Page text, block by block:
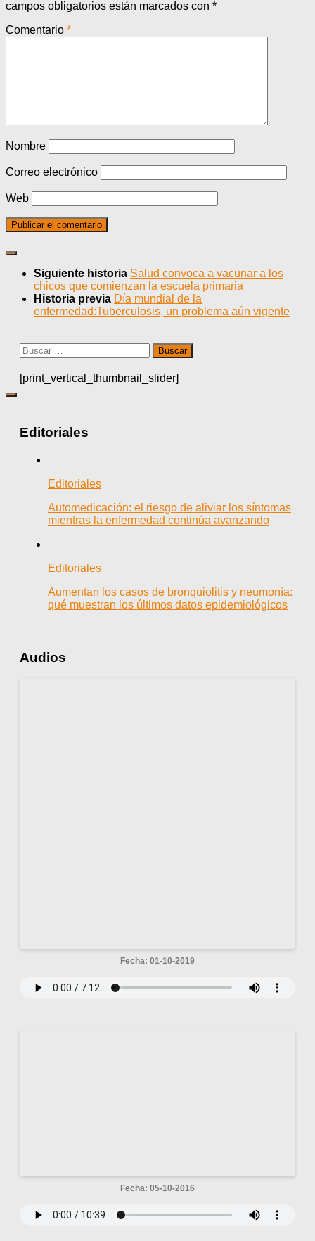
campos obligatorios están marcados con *
Comentario *
Nombre
Correo electrónico
Web
Siguiente historia Salud convoca a vacunar a los
chicos que comienzan la escuela primaria
Historia previa Día mundial de la
enfermedad:Tuberculosis, un problema aún vigente
Buscar:
[print_vertical_thumbnail_slider]
Editoriales
Editoriales
Automedicación: el riesgo de aliviar los síntomas
mientras la enfermedad continúa avanzando
Editoriales
Aumentan los casos de bronquiolitis y neumonía:
qué muestran los últimos datos epidemiológicos
Audios
Fecha: 01-10-2019
Fecha: 05-10-2016